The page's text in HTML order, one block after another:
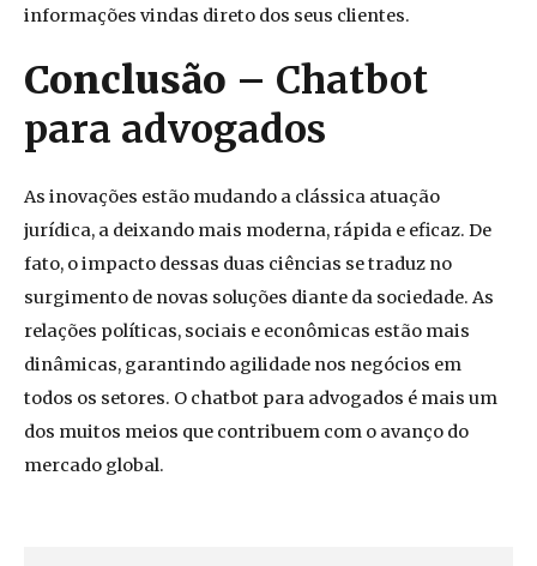
informações vindas direto dos seus clientes.
Conclusão – Chatbot
para advogados
As inovações estão mudando a clássica atuação
jurídica, a deixando mais moderna, rápida e eficaz. De
fato, o impacto dessas duas ciências se traduz no
surgimento de novas soluções diante da sociedade. As
relações políticas, sociais e econômicas estão mais
dinâmicas, garantindo agilidade nos negócios em
todos os setores. O chatbot para advogados é mais um
dos muitos meios que contribuem com o avanço do
mercado global.